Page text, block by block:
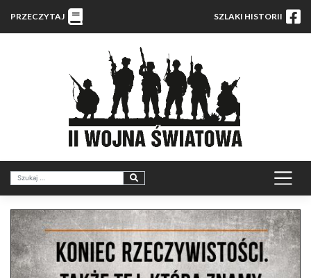
PRZECZYTAJ SZLAKI HISTORII